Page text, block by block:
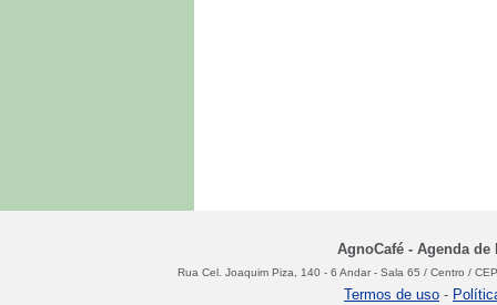
AgnoCafé - Agenda de
Rua Cel. Joaquim Piza, 140 - 6 Andar - Sala 65 / Centro /
Termos de uso -